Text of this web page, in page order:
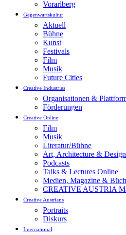
Vorarlberg
Gegenwartskultur
Aktuell
Bühne
Kunst
Festivals
Film
Musik
Future Cities
Creative Industries
Organisationen &
Förderungen
Creative Online
Film
Musik
Literatur/Bühne
Art, Architecture &
Podcasts
Talks & Lectures Online
Medien, Magazine &
CREATIVE AUSTRIA
Creative Austrians
Portraits
Diskurs
International